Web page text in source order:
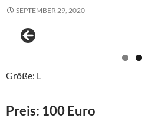
SEPTEMBER 29, 2020
Größe: L
Preis: 100 Euro